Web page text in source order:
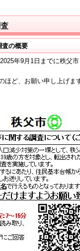
査の概要
年9月1日までに秩父
ほど、お願い申し上げま